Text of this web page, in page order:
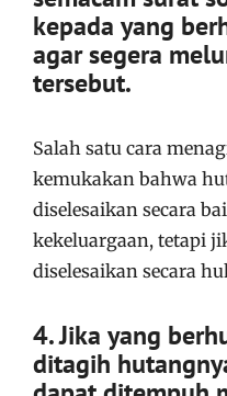
kepada yang
agar segera
tersebut.
Salah satu cara
kemukakan bahwa
diselesaikan secara
kekeluargaan, tetapi
diselesaikan secara
4. Jika yang
ditagih